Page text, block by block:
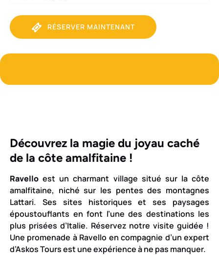
RÉSERVER MAINTENANT
Découvrez la magie du joyau caché
de la côte amalfitaine !
Ravello est un charmant village situé sur la côte
amalfitaine, niché sur les pentes des montagnes
Lattari. Ses sites historiques et ses paysages
époustouflants en font l’une des destinations les
plus prisées d’Italie. Réservez notre visite guidée !
Une promenade à Ravello en compagnie d’un expert
d’Askos Tours est une expérience à ne pas manquer.